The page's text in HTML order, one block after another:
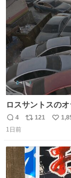
を生んだ町、強
数
ロスサントスの
返
信
4
リ
ト
数
121
い
数
1日前